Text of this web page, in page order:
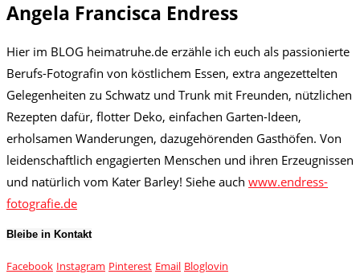
Angela Francisca Endress
Hier im BLOG heimatruhe.de erzähle ich euch als passionierte
Berufs-Fotografin von köstlichem Essen, extra angezettelten
Gelegenheiten zu Schwatz und Trunk mit Freunden, nützlichen
Rezepten dafür, flotter Deko, einfachen Garten-Ideen,
erholsamen Wanderungen, dazugehörenden Gasthöfen. Von
leidenschaftlich engagierten Menschen und ihren Erzeugnissen
und natürlich vom Kater Barley! Siehe auch www.endress-
fotografie.de
Bleibe in Kontakt
Facebook Instagram Pinterest Email Bloglovin